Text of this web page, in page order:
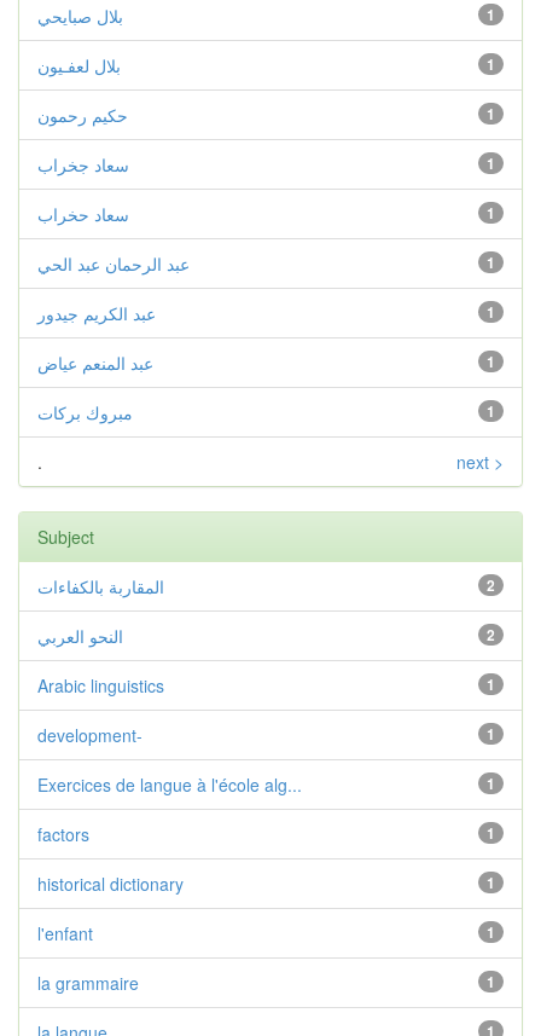
1 بلال صبايحي
1 بلال لعفـيون
1 حكيم رحمون
1 سعاد جخراب
1 سعاد حخراب
1 عبد الرحمان عبد الحي
1 عبد الكريم جيدور
1 عبد المنعم عياض
1 مبروك بركات
. next >
Subject
2 المقاربة بالكفاءات
2 النحو العربي
1
Arabic linguistics
1
development-
1
Exercices de langue à l'école alg...
1
factors
1
historical dictionary
1
l'enfant
1
la grammaire
1